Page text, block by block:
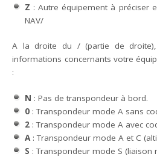
Z : Autre équipement à préciser
NAV/
A la droite du / (partie de
informations concernants votre
:
N : Pas de transpondeur à bord.
0: Transpondeur mode A sans
2: Transpondeur mode A avec
A: Transpondeur mode A et C
S : Transpondeur mode S (liaison